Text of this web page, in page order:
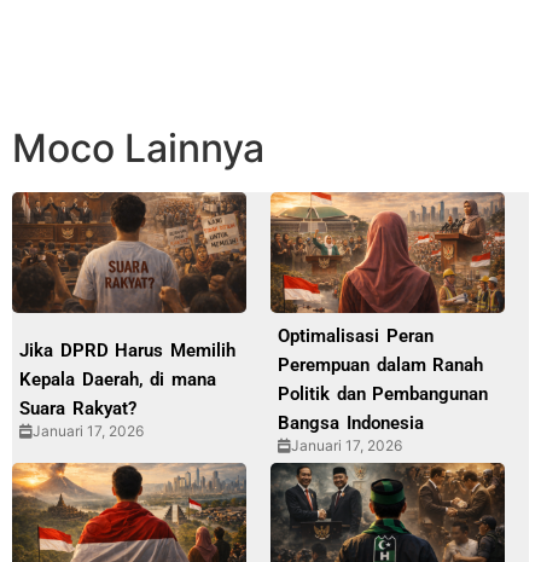
Moco Lainnya
Jika DPRD Harus Memilih
Kepala Daerah, di mana
Suara Rakyat?
Januari 17, 2026
Optimalisasi Peran
Perempuan dalam Ranah
Politik dan Pembangunan
Bangsa Indonesia
Januari 17, 2026